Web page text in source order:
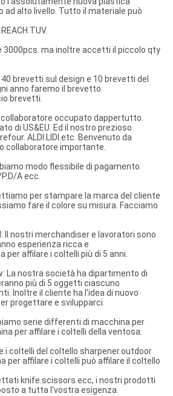
ad alto livello. Tutto il materiale può
3000pcs. ma inoltre accetti il piccolo qty
brevetti sul design e 10 brevetti del
anno faremo il brevetto
brevetti.
collaboratore occupato dappertutto.
di US&EU. Ed il nostro prezioso
ALDI.LIDI.etc. Benvenuto da
collaboratore importante.
modo flessibile di pagamento.
A ecc.
per stampare la marca del cliente
fare il colore su misura. Facciamo
Il nostri merchandiser e lavoratori sono
esperienza ricca e
per affilare i coltelli più di 5 anni.
La nostra società ha dipartimento di
più di 5 oggetti ciascuno
Inoltre il cliente ha l'idea di nuovo
progettare e svilupparci.
serie differenti di macchina per
per affilare i coltelli della ventosa.
coltelli del coltello sharpener.outdoor
per affilare i coltelli può affilare il coltello
knife.scissors ecc, i nostri prodotti
a tutta l'vostra esigenza.